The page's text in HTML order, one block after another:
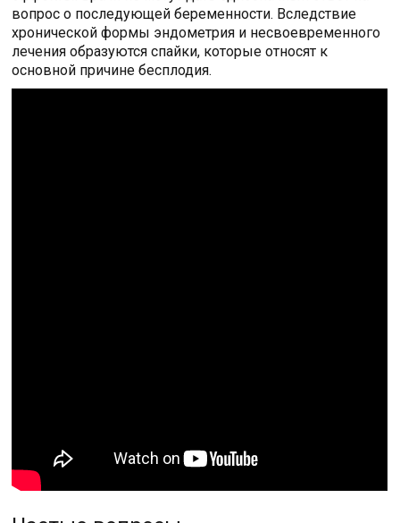
вопрос о последующей беременности. Вследствие
хронической формы эндометрия и несвоевременного
лечения образуются спайки, которые относят к
основной причине бесплодия.